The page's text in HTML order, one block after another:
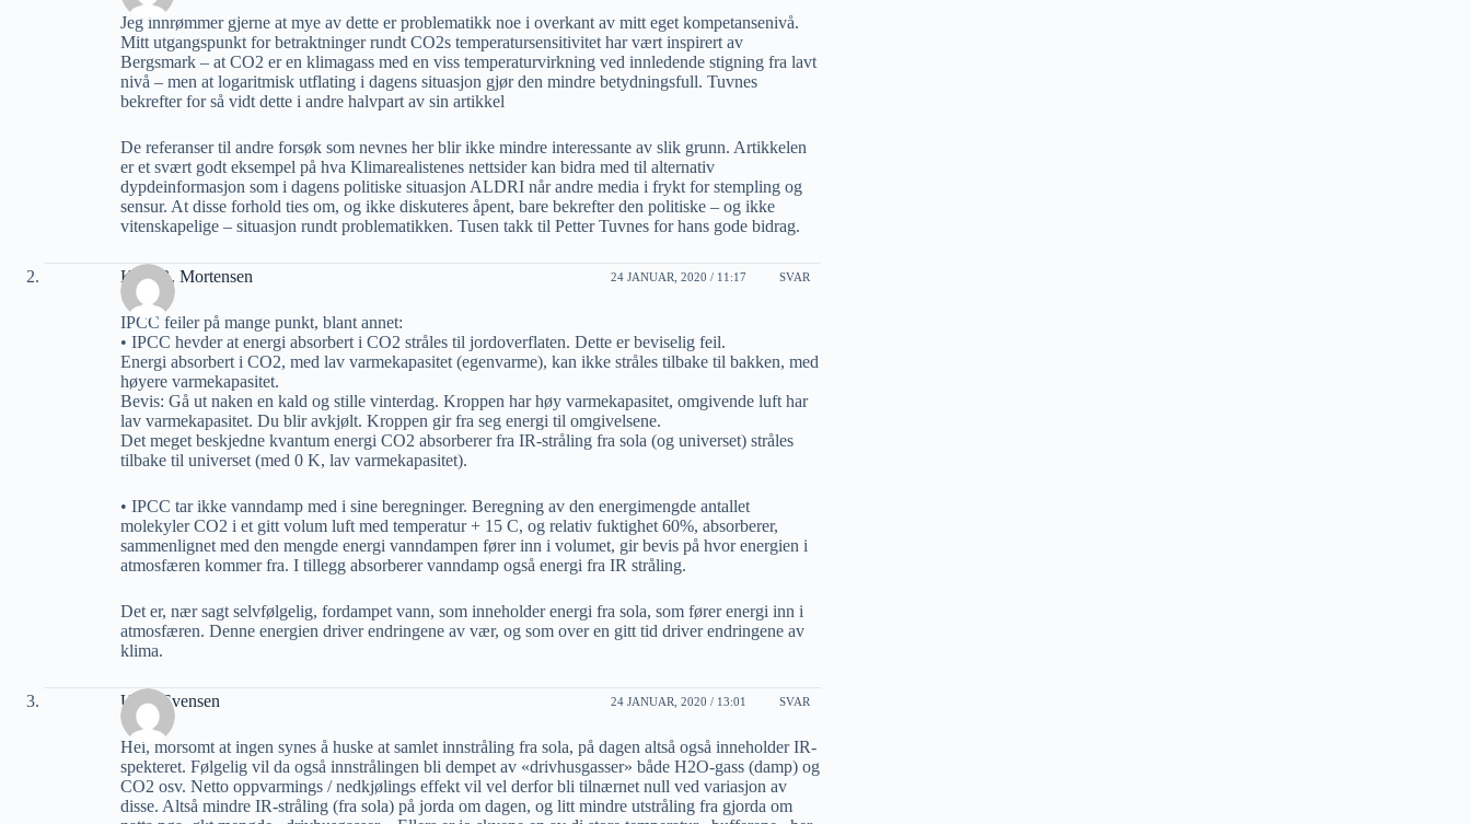
Jeg innrømmer gjerne at mye av dette er problematikk noe i overkant av mitt eget kompetansenivå.
Mitt utgangspunkt for betraktninger rundt CO2s temperatursensitivitet har vært inspirert av
Bergsmark – at CO2 er en klimagass med en viss temperaturvirkning ved innledende stigning fra lavt
nivå – men at logaritmisk utflating i dagens situasjon gjør den mindre betydningsfull. Tuvnes
bekrefter for så vidt dette i andre halvpart av sin artikkel
De referanser til andre forsøk som nevnes her blir ikke mindre interessante av slik grunn. Artikkelen
er et svært godt eksempel på hva Klimarealistenes nettsider kan bidra med til alternativ
dypdeinformasjon som i dagens politiske situasjon ALDRI når andre media i frykt for stempling og
sensur. At disse forhold ties om, og ikke diskuteres åpent, bare bekrefter den politiske – og ikke
vitenskapelige – situasjon rundt problematikken. Tusen takk til Petter Tuvnes for hans gode bidrag.
Kjell B. Mortensen 24 JANUAR, 2020 / 11:17 SVAR
IPCC feiler på mange punkt, blant annet:
• IPCC hevder at energi absorbert i CO2 stråles til jordoverflaten. Dette er beviselig feil.
Energi absorbert i CO2, med lav varmekapasitet (egenvarme), kan ikke stråles tilbake til bakken, med
høyere varmekapasitet.
Bevis: Gå ut naken en kald og stille vinterdag. Kroppen har høy varmekapasitet, omgivende luft har
lav varmekapasitet. Du blir avkjølt. Kroppen gir fra seg energi til omgivelsene.
Det meget beskjedne kvantum energi CO2 absorberer fra IR-stråling fra sola (og universet) stråles
tilbake til universet (med 0 K, lav varmekapasitet).
• IPCC tar ikke vanndamp med i sine beregninger. Beregning av den energimengde antallet
molekyler CO2 i et gitt volum luft med temperatur + 15 C, og relativ fuktighet 60%, absorberer,
sammenlignet med den mengde energi vanndampen fører inn i volumet, gir bevis på hvor energien i
atmosfæren kommer fra. I tillegg absorberer vanndamp også energi fra IR stråling.
Det er, nær sagt selvfølgelig, fordampet vann, som inneholder energi fra sola, som fører energi inn i
atmosfæren. Denne energien driver endringene av vær, og som over en gitt tid driver endringene av
klima.
Ulrik Evensen 24 JANUAR, 2020 / 13:01 SVAR
Hei, morsomt at ingen synes å huske at samlet innstråling fra sola, på dagen altså også inneholder IR-
spekteret. Følgelig vil da også innstrålingen bli dempet av «drivhusgasser» både H2O-gass (damp) og
CO2 osv. Netto oppvarmings / nedkjølings effekt vil vel derfor bli tilnærnet null ved variasjon av
disse. Altså mindre IR-stråling (fra sola) på jorda om dagen, og litt mindre utstråling fra gjorda om